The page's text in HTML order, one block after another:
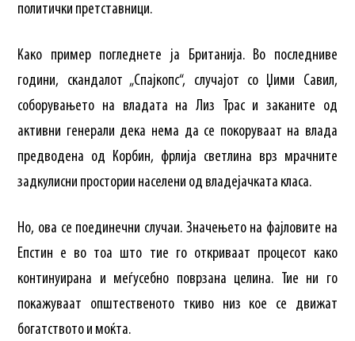
политички претставници.
Како пример погледнете ја Британија. Во последниве
години, скандалот „Спајкопс“, случајот со Џими Савил,
соборувањето на владата на Лиз Трас и заканите од
активни генерали дека нема да се покоруваат на влада
предводена од Корбин, фрлија светлина врз мрачните
задкулисни простории населени од владејачката класа.
Но, ова се поединечни случаи. Значењето на фајловите на
Епстин е во тоа што тие го откриваат процесот како
континуирана и меѓусебно поврзана целина. Тие ни го
покажуваат општественото ткиво низ кое се движат
богатството и моќта.